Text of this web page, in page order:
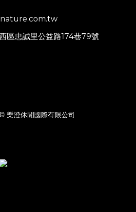
區忠誠里公益路174巷79號
樂澄休閒國際有限公司